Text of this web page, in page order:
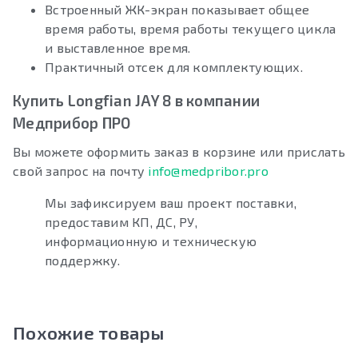
Встроенный ЖК-экран показывает общее
время работы, время работы текущего цикла
и выставленное время.
Практичный отсек для комплектующих.
Купить Longfian JAY 8 в компании
Медприбор ПРО
Вы можете оформить заказ в корзине или прислать
свой запрос на почту info@medpribor.pro
Мы зафиксируем ваш проект поставки,
предоставим КП, ДС, РУ,
информационную и техническую
поддержку.
Похожие товары